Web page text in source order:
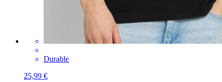
Durable
25,99 €